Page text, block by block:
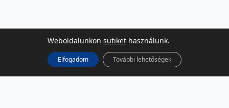
Weboldalunkon sütiket használunk.
Elfogadom További lehetőségek